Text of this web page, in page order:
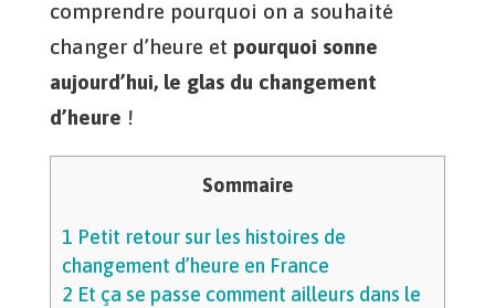
comprendre pourquoi on a souhaité
changer d’heure et pourquoi sonne
aujourd’hui, le glas du changement
d’heure !
Sommaire
1 Petit retour sur les histoires de
changement d’heure en France
2 Et ça se passe comment ailleurs dans le